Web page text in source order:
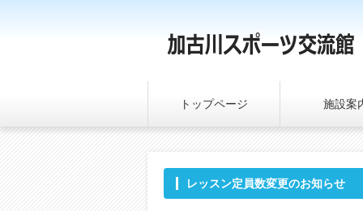
トップページ 施設案
レッスン定員数変更のお知らせ